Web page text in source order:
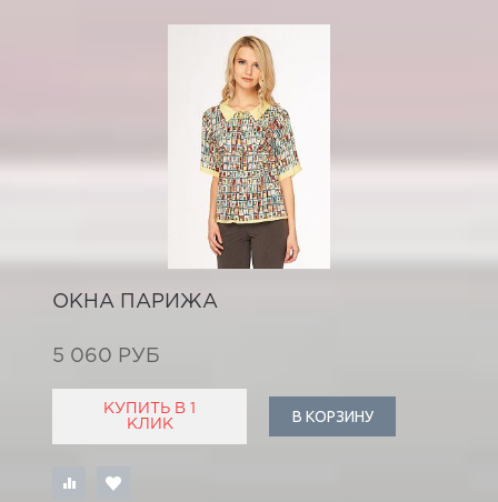
ОКНА ПАРИЖА
5 060 РУБ
КУПИТЬ В 1
КЛИК
В КОРЗИНУ